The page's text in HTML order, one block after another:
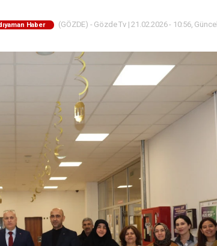
Haber (GÖZDE) - Gözde Tv | 21.02.2026 - 10:56,